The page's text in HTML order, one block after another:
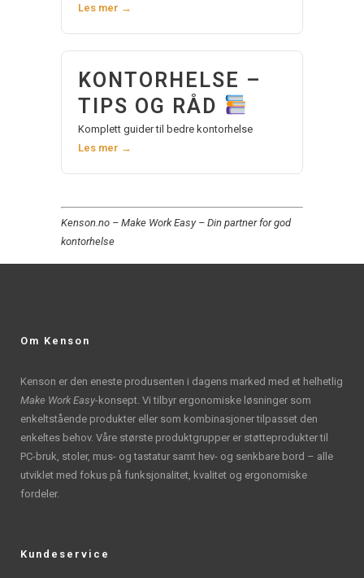
Les mer →
KONTORHELSE –
TIPS OG RÅD
Komplett guider til bedre kontorhelse
Les mer →
Kenson.no – Make Work Easy – Din partner for god
kontorhelse
Om Kenson
Kenson er den eneste produsenten i dagens marked med et helhetlig
Make Work Easy-konsept. Vi tilbyr ergonomiske løsninger som
enkeltstående produkter eller som kombinasjoner tilpasset den
enkeltes behov. Våre største produktgrupper er støtteprodukter til
PC-bruk, stoler, mus- og tastatur samt hev- og senkbare bord – alle
utviklet med fokus på funksjonalitet, kvalitet og ergonomiske
fordeler.
Kundeservice